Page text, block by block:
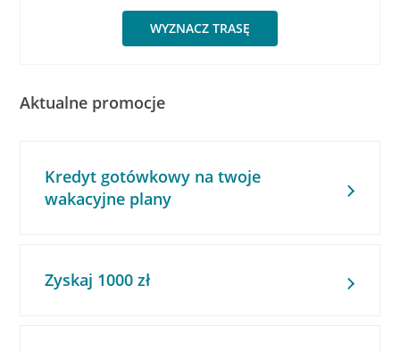
WYZNACZ TRASĘ
Aktualne promocje
Kredyt gotówkowy na twoje
wakacyjne plany
Zyskaj 1000 zł